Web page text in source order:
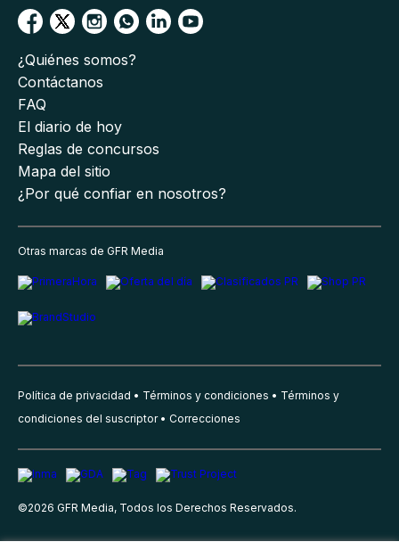
¿Quiénes somos?
Contáctanos
FAQ
El diario de hoy
Reglas de concursos
Mapa del sitio
¿Por qué confiar en nosotros?
Otras marcas de GFR Media
Política de privacidad Términos y condiciones
Términos y
condiciones del suscriptor
Correcciones
©2026 GFR Media, Todos los Derechos Reservados.